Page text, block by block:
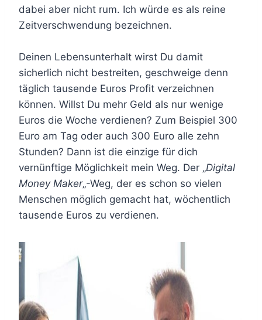
dabei aber nicht rum. Ich würde es als reine
Zeitverschwendung bezeichnen.
Deinen Lebensunterhalt wirst Du damit
sicherlich nicht bestreiten, geschweige denn
täglich tausende Euros Profit verzeichnen
können. Willst Du mehr Geld als nur wenige
Euros die Woche verdienen? Zum Beispiel 300
Euro am Tag oder auch 300 Euro alle zehn
Stunden? Dann ist die einzige für dich
vernünftige Möglichkeit mein Weg. Der „Digital
Money Maker„-Weg, der es schon so vielen
Menschen möglich gemacht hat, wöchentlich
tausende Euros zu verdienen.